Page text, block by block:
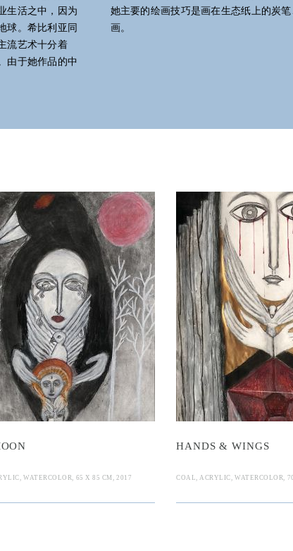
她主要的绘画技巧是画在生态纸上的炭
画。
WATERCOLOR, 65 X 85 CM, 2017
&
HANDS & WINGS
COAL, ACRYLIC, WATERCOLOR,